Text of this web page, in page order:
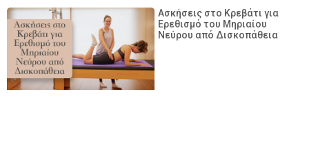
Ασκήσεις στο Κρεβάτι για
Ερεθισμό του Μηριαίου
Νεύρου από Δισκοπάθεια